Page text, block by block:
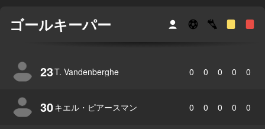
ゴールキーパー
23T. Vandenberghe 0 0 0 0 0
30キエル・ピアースマン 0 0 0 0 0